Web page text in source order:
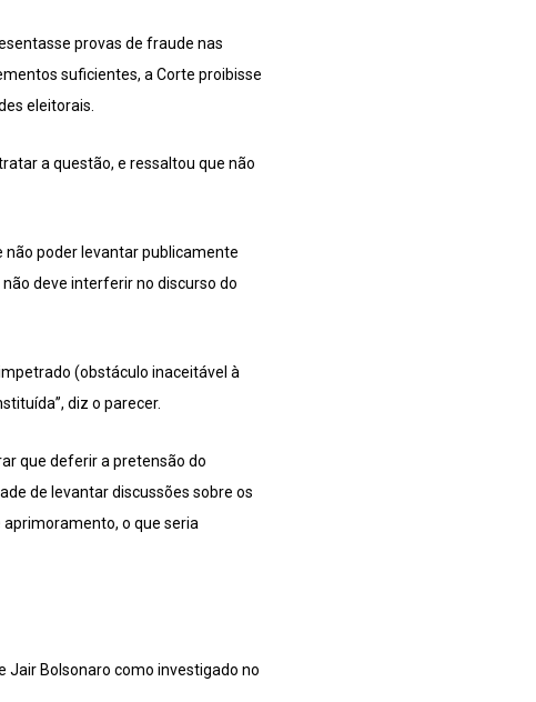
provas de fraude nas
suficientes, a Corte proibisse
eleitorais.
a questão, e ressaltou que não
não poder levantar publicamente
deve interferir no discurso do
(obstáculo inaceitável à
diz o parecer.
que deferir a pretensão do
de levantar discussões sobre os
o que seria
Jair Bolsonaro como investigado no